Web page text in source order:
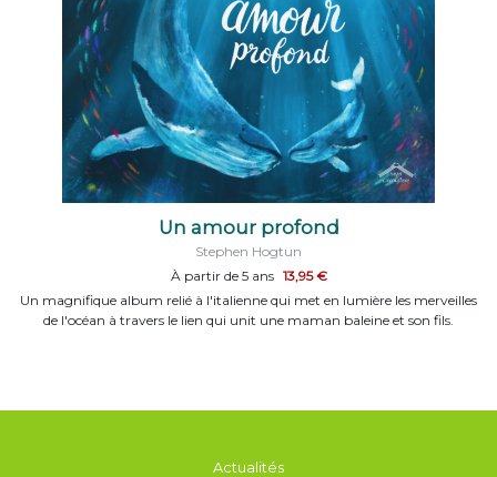
Un amour profond
Stephen Hogtun
À partir de 5 ans 13,95 €
Un magnifique album relié à l'italienne qui met en lumière les merveilles
de l'océan à travers le lien qui unit une maman baleine et son fils.
Actualités